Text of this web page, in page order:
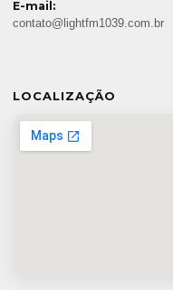
E-mail:
contato@lightfm1039.com.br
LOCALIZAÇÃO